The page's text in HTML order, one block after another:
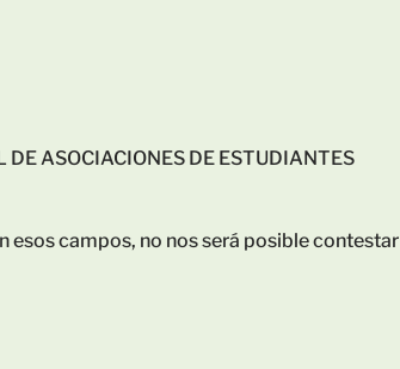
ASOCIACIONES DE ESTUDIANTES
campos, no nos será posible contestar